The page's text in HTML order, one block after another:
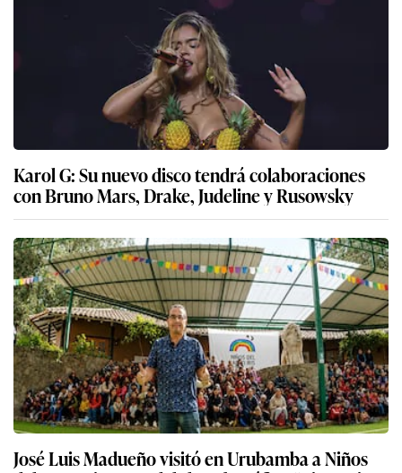
Karol G: Su nuevo disco tendrá colaboraciones
con Bruno Mars, Drake, Judeline y Rusowsky
José Luis Madueño visitó en Urubamba a Niños